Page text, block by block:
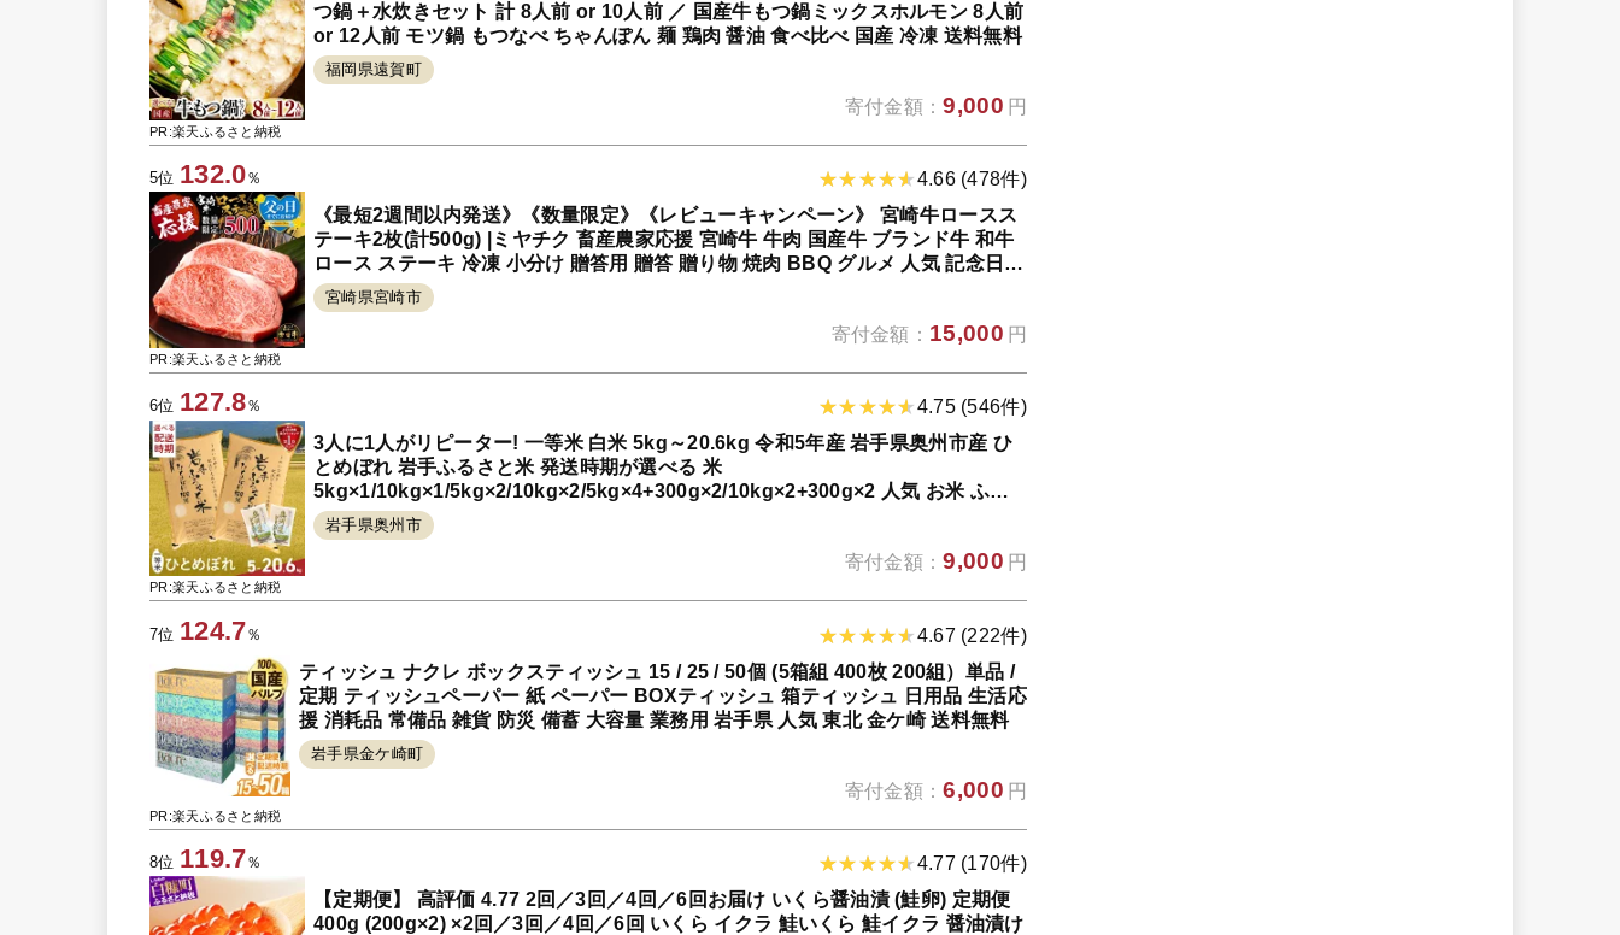
PR:楽天ふるさと納税
つ鍋＋水炊きセット 計 8人前 or 10人前 ／ 国産牛もつ鍋ミックスホルモン 8人前
or 12人前 モツ鍋 もつなべ ちゃんぽん 麺 鶏肉 醤油 食べ比べ 国産 冷凍 送料無料
福岡県遠賀町
寄付金額：9,000 円
5位 132.0％
PR:楽天ふるさと納税
4.66 (478件)
《最短2週間以内発送》《数量限定》《レビューキャンペーン》 宮崎牛ロースス
テーキ2枚(計500g) |ミヤチク 畜産農家応援 宮崎牛 牛肉 国産牛 ブランド牛 和牛
ロース ステーキ 冷凍 小分け 贈答用 贈答 贈り物 焼肉 BBQ グルメ 人気 記念日
誕生日 宮崎 |
宮崎県宮崎市
寄付金額： 15,000 円
6位 127.8％
PR:楽天ふるさと納税
4.75 (546件)
3人に1人がリピーター! 一等米 白米 5kg～20.6kg 令和5年産 岩手県奥州市産 ひ
とめぼれ 岩手ふるさと米 発送時期が選べる 米
5kg×1/10kg×1/5kg×2/10kg×2/5kg×4+300g×2/10kg×2+300g×2 人気 お米 ふる
さと納税 [U0133]
岩手県奥州市
寄付金額：9,000 円
7位 124.7％
PR:楽天ふるさと納税
4.67 (222件)
ティッシュ ナクレ ボックスティッシュ 15 / 25 / 50個 (5箱組 400枚 200組）単品 /
定期 ティッシュペーパー 紙 ペーパー BOXティッシュ 箱ティッシュ 日用品 生活応
援 消耗品 常備品 雑貨 防災 備蓄 大容量 業務用 岩手県 人気 東北 金ケ崎 送料無料
岩手県金ケ崎町
寄付金額：6,000 円
8位 119.7％
4.77 (170件)
【定期便】 高評価 4.77 2回／3回／4回／6回お届け いくら醤油漬 (鮭卵) 定期便
400g (200g×2) ×2回／3回／4回／6回 いくら イクラ 鮭いくら 鮭イクラ 醤油漬け